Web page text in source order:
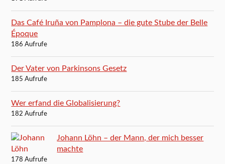
Das Café Iruña von Pamplona – die gute Stube der Belle
Époque
186 Aufrufe
Der Vater von Parkinsons Gesetz
185 Aufrufe
Wer erfand die Globalisierung?
182 Aufrufe
Johann Löhn – der Mann, der mich besser
machte
178 Aufrufe